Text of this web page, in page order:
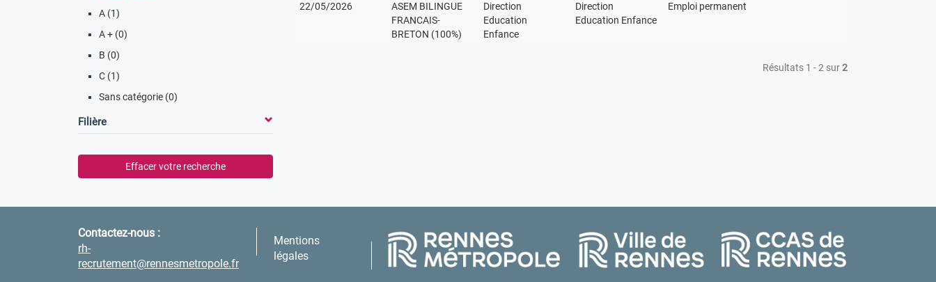
A (1)
A + (0)
B (0)
C (1)
Sans catégorie (0)
Filière
Effacer votre recherche
22/05/2026
ASEM BILINGUE
FRANCAIS-
BRETON (100%)
Direction
Education
Enfance
Direction
Education Enfance
Emploi permanent
Résultats 1 - 2 sur2
Contactez-nous :
rh-
recrutement@rennesmetropole.fr
Mentions
légales